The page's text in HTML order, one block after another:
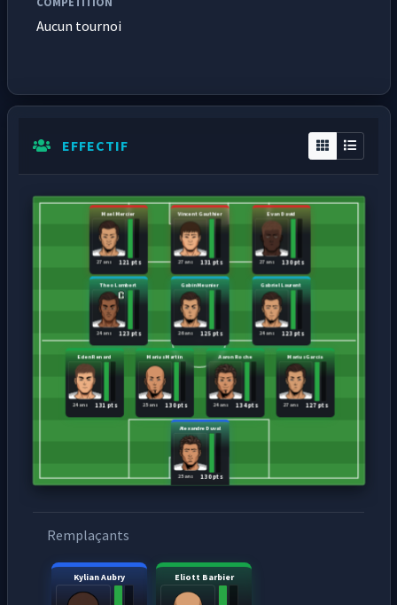
Aucun tournoi
EFFECTIF
Alexandre Duval
130 pts
25 ans
Eden Renard
131 pts
24 ans
Marius Martin
130 pts
25 ans
Aaron Roche
134 pts
24 ans
Marius Garcia
127 pts
27 ans
Theo Lambert
123 pts
24 ans
Gabin Meunier
125 pts
26 ans
Gabriel Laurent
123 pts
24 ans
Mael Mercier
121 pts
27 ans
Vincent Gauthier
131 pts
27 ans
Evan David
130 pts
27 ans
Remplaçants
Kylian Aubry Eliott Barbier